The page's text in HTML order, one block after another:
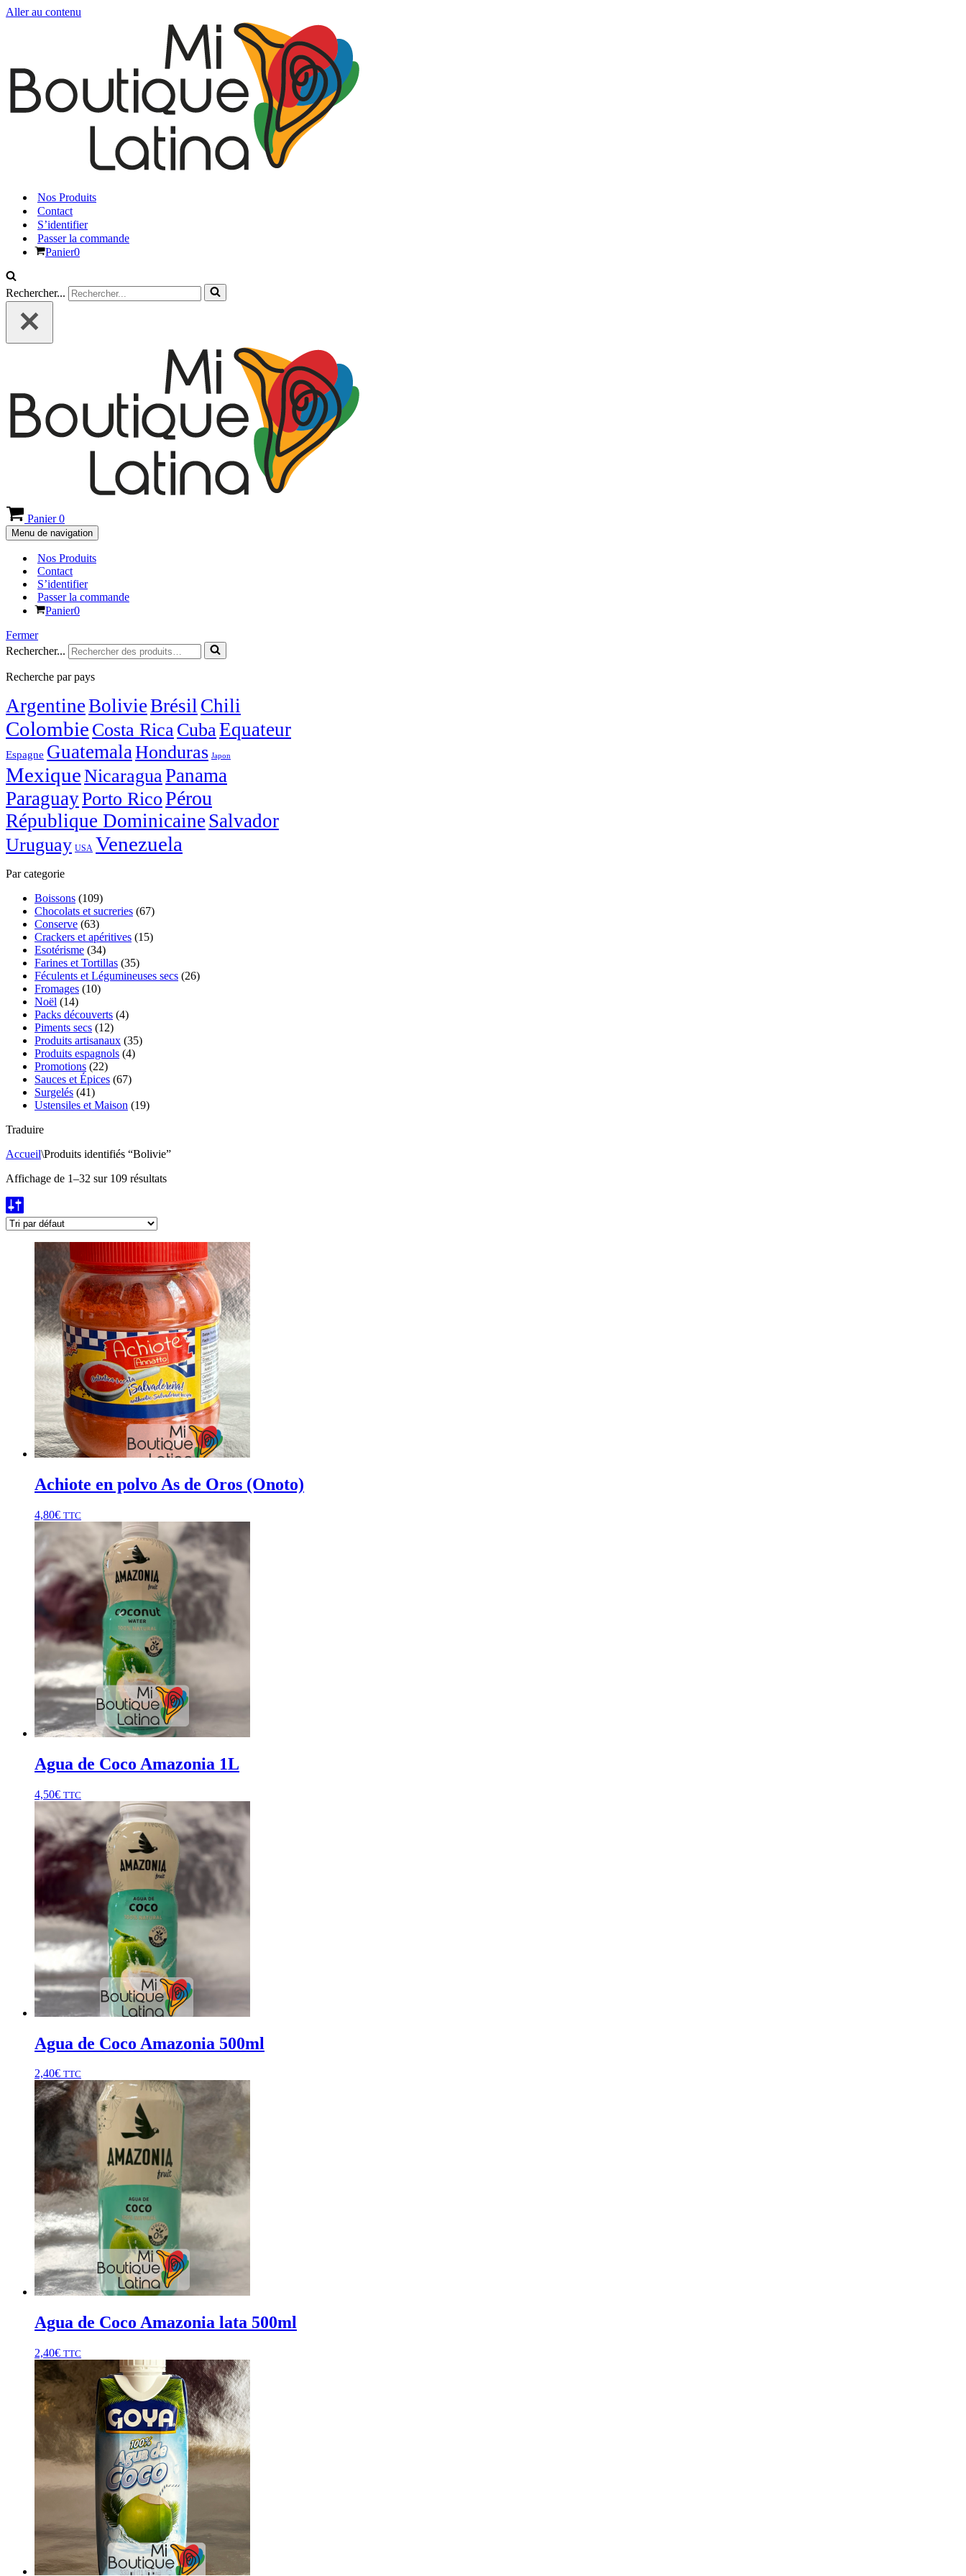
Aller au contenu
Nos Produits
Contact
S’identifier
Passer la commande
Panier0
Rechercher...
Panier0
Menu de navigation
Nos Produits
Contact
S’identifier
Passer la commande
Panier0
Fermer
Rechercher...
Recherche par pays
ArgentineBolivieBrésil Chili
Colombie Costa RicaCubaEquateur
Espagne GuatemalaHonduras Japon
MexiqueNicaraguaPanama
ParaguayPorto RicoPérou
République Dominicaine Salvador
Uruguay USA Venezuela
Par categorie
Boissons (109)
Chocolats et sucreries (67)
Conserve (63)
Crackers et apéritives (15)
Esotérisme (34)
Farines et Tortillas (35)
Féculents et Légumineuses secs (26)
Fromages (10)
Noël (14)
Packs découverts (4)
Piments secs (12)
Produits artisanaux (35)
Produits espagnols (4)
Promotions (22)
Sauces et Épices (67)
Surgelés (41)
Ustensiles et Maison (19)
Traduire
Accueil\Produits identifiés “Bolivie”
Affichage de 1–32 sur 109 résultats
Achiote en polvo As de Oros (Onoto)
4,80€ TTC
Agua de Coco Amazonia 1L
4,50€ TTC
Agua de Coco Amazonia 500ml
2,40€ TTC
Agua de Coco Amazonia lata 500ml
2,40€ TTC